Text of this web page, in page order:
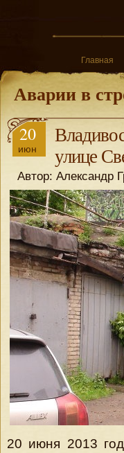
Главная
Аварии в
20
июн
улице
Автор: Александр
20 июня 2013